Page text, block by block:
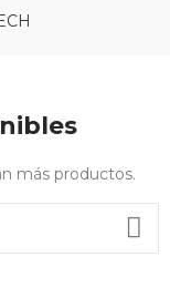
más productos.